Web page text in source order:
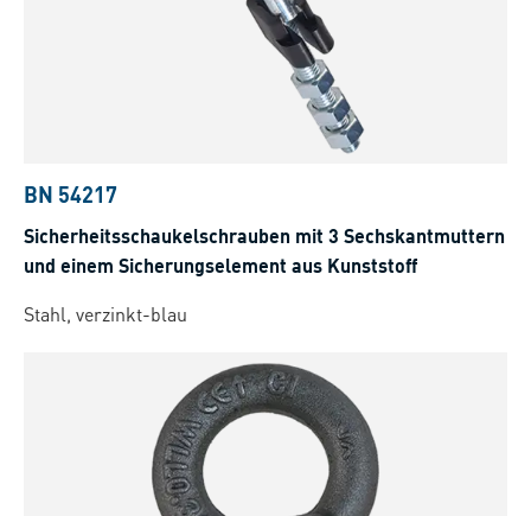
BN 54217
Sicherheitsschaukelschrauben mit 3 Sechskantmuttern
und einem Sicherungselement aus Kunststoff
Stahl, verzinkt-blau